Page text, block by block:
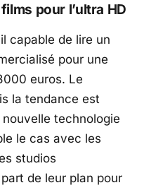
pour l’ultra HD
capable de lire un
pour une
euros. Le
la tendance est
nouvelle technologie
le cas avec les
studios
de leur plan pour